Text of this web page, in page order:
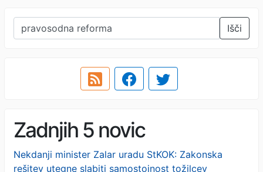
Išči
Zadnjih 5 novic
Nekdanji minister Zalar uradu StKOK: Zakonska
rešitev utegne slabiti samostojnost tožilcev